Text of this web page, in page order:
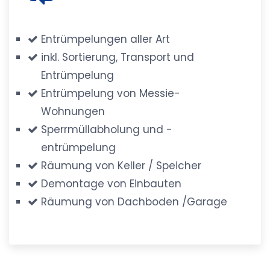
Entrümpelungen aller Art
inkl. Sortierung, Transport und
Entrümpelung
Entrümpelung von Messie-
Wohnungen
Sperrmüllabholung und -
entrümpelung
Räumung von Keller / Speicher
Demontage von Einbauten
Räumung von Dachboden /Garage